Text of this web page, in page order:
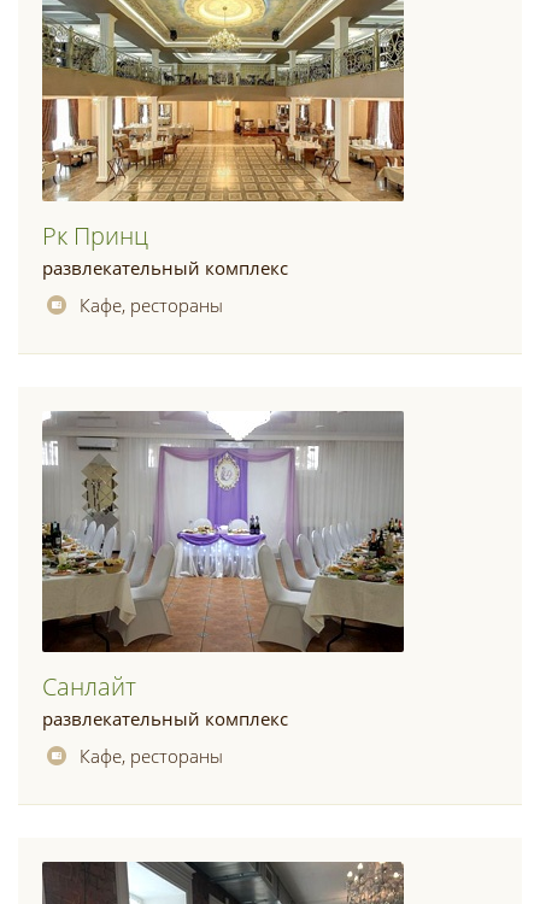
Рк Принц
развлекательный комплекс
Кафе, рестораны
Санлайт
развлекательный комплекс
Кафе, рестораны